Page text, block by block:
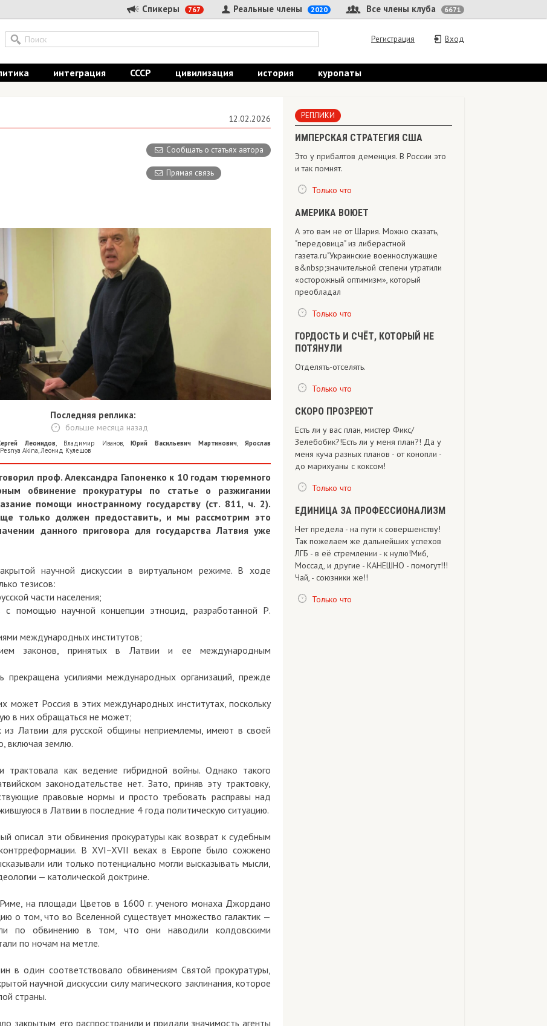
Спикеры 767 Все члены клуба 6671
Реальные члены 2020
Вход
Регистрация
интеграция СССР цивилизация история куропаты
12.02.2026
Сообщать о статьях автора
Прямая связь
Последняя реплика:
больше месяца назад
Леонидов Владимир Иванов Юрий Васильевич Мартинович
Ярослав
Pesnya Akina Леонид Кулешов
проф. Александра Гапоненко к 10 годам тюремного
обвинение прокуратуры по статье о разжигании
помощи иностранному государству (ст. 811, ч. 2).
только должен предоставить, и мы рассмотрим это
данного приговора для государства Латвия уже
научной дискуссии в виртуальном режиме. В ходе
тезисов:
части населения;
помощью научной концепции этноцид, разработанной Р.
международных институтов;
законов, принятых в Латвии и ее международным
прекращена усилиями международных организаций, прежде
может Россия в этих международных институтах, поскольку
в них обращаться не может;
из Латвии для русской общины неприемлемы, имеют в своей
включая землю.
трактовала как ведение гибридной войны. Однако такого
законодательстве нет. Зато, приняв эту трактовку,
правовые нормы и просто требовать расправы над
в Латвии в последние 4 года политическую ситуацию.
описал эти обвинения прокуратуры как возврат к судебным
В XVI−XVII веках в Европе было сожжено
или только потенциально могли высказывать мысли,
— католической доктрине.
на площади Цветов в 1600 г. ученого монаха Джордано
о том, что во Вселенной существует множество галактик —
по обвинению в том, что они наводили колдовскими
по ночам на метле.
в один соответствовало обвинениям Святой прокуратуры,
научной дискуссии силу магического заклинания, которое
страны.
закрытым, его распространили и придали значимость агенты
РЕПЛИКИ
ИМПЕРСКАЯ СТРАТЕГИЯ США
Это у прибалтов деменция. В России это
и так помнят.
Только что
АМЕРИКА ВОЮЕТ
А это вам не от Шария. Можно сказать,
"передовица" из либерастной
газета.ru"Украинские военнослужащие
в&nbsp;значительной степени утратили
«осторожный оптимизм», который
преобладал
Только что
ГОРДОСТЬ И СЧЁТ, КОТОРЫЙ НЕ
ПОТЯНУЛИ
Отделять-отселять.
Только что
СКОРО ПРОЗРЕЮТ
Есть ли у вас план, мистер Фикс/
Зелебобик?!Есть ли у меня план?! Да у
меня куча разных планов - от конопли -
до марихуаны с коксом!
Только что
ЕДИНИЦА ЗА ПРОФЕССИОНАЛИЗМ
Нет предела - на пути к совершенству!
Так пожелаем же дальнейших успехов
ЛГБ - в её стремлении - к нулю!Ми6,
Моссад, и другие - КАНЕШНО - помогут!!!
Чай, - союзники же!!
Только что